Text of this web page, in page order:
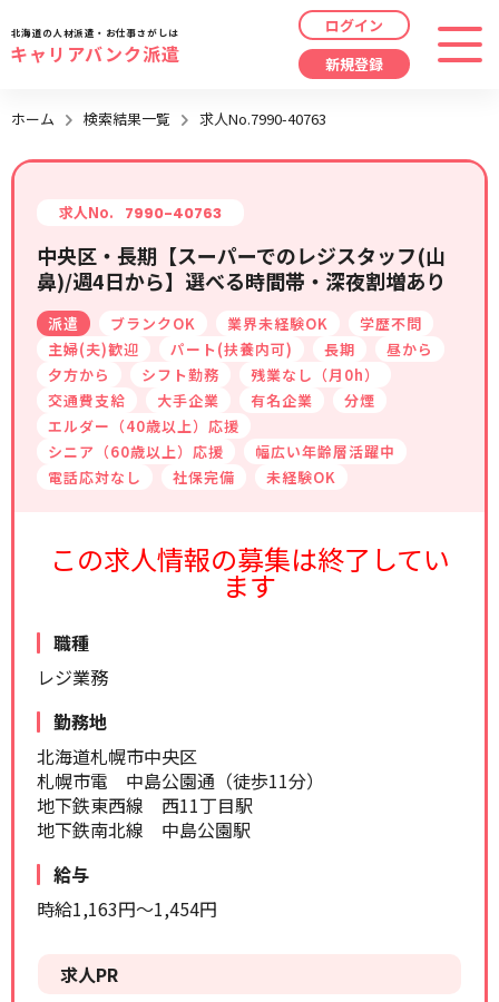
職種 指定なし
給与 時給/日給/月給から選択
こだわり 指定なし
キーワード 指定なし
最近見た求人
最近利用した検索条件
検索履歴はありません。
北海道の人材派遣・お仕事さがしは
キャリアバンク派遣
ログイン
新規登録
ホーム 検索結果一覧 求人No.7990-40763
求人No. 7990-40763
中央区・長期【スーパーでのレジスタッフ(山
鼻)/週4日から】選べる時間帯・深夜割増あり
派遣 ブランクOK 業界未経験OK
学歴不問
主婦(夫)歓迎
パート(扶養内可) 長期
昼から
夕方から
シフト勤務
残業なし（月0h）
交通費支給
大手企業 有名企業
分煙
エルダー（40歳以上）応援
シニア（60歳以上）応援
幅広い年齢層活躍中
電話応対なし
社保完備 未経験OK
この求人情報の募集は終了してい
ます
職種
レジ業務
勤務地
北海道札幌市中央区
札幌市電 中島公園通（徒歩11分）
地下鉄東西線 西11丁目駅
地下鉄南北線 中島公園駅
給与
時給1,163円～1,454円
求人PR